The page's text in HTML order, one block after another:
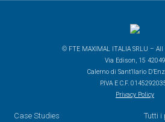
© FTE MAXIMAL ITALIA SRLU –
Via Edison, 15 42049
Calerno di Sant’Ilario
P.IVA E C.F.
Privacy Policy
Case Studies
Tutti i